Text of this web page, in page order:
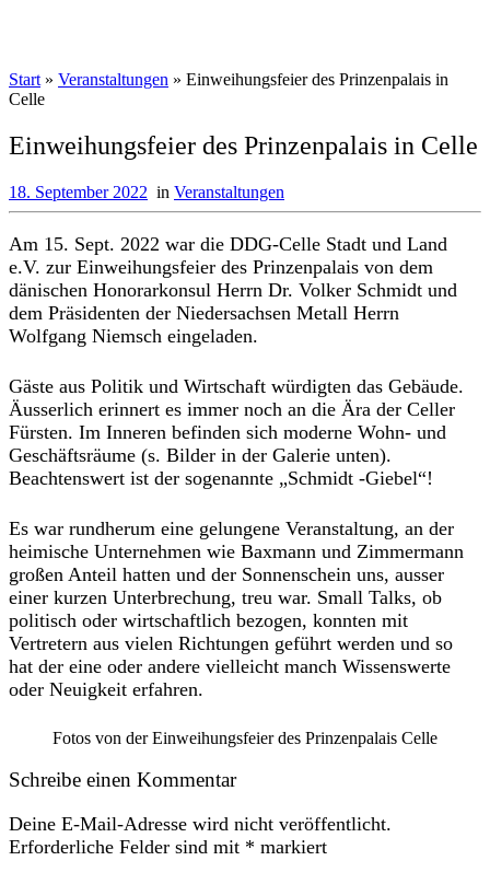
Start » Veranstaltungen » Einweihungsfeier des Prinzenpalais in
Celle
Einweihungsfeier des Prinzenpalais in Celle
18. September 2022 in Veranstaltungen
Am 15. Sept. 2022 war die DDG-Celle Stadt und Land
e.V. zur Einweihungsfeier des Prinzenpalais von dem
dänischen Honorarkonsul Herrn Dr. Volker Schmidt und
dem Präsidenten der Niedersachsen Metall Herrn
Wolfgang Niemsch eingeladen.
Gäste aus Politik und Wirtschaft würdigten das Gebäude.
Äusserlich erinnert es immer noch an die Ära der Celler
Fürsten. Im Inneren befinden sich moderne Wohn- und
Geschäftsräume (s. Bilder in der Galerie unten).
Beachtenswert ist der sogenannte „Schmidt -Giebel“!
Es war rundherum eine gelungene Veranstaltung, an der
heimische Unternehmen wie Baxmann und Zimmermann
großen Anteil hatten und der Sonnenschein uns, ausser
einer kurzen Unterbrechung, treu war. Small Talks, ob
politisch oder wirtschaftlich bezogen, konnten mit
Vertretern aus vielen Richtungen geführt werden und so
hat der eine oder andere vielleicht manch Wissenswerte
oder Neuigkeit erfahren.
Fotos von der Einweihungsfeier des Prinzenpalais Celle
Schreibe einen Kommentar
Deine E-Mail-Adresse wird nicht veröffentlicht.
Erforderliche Felder sind mit * markiert